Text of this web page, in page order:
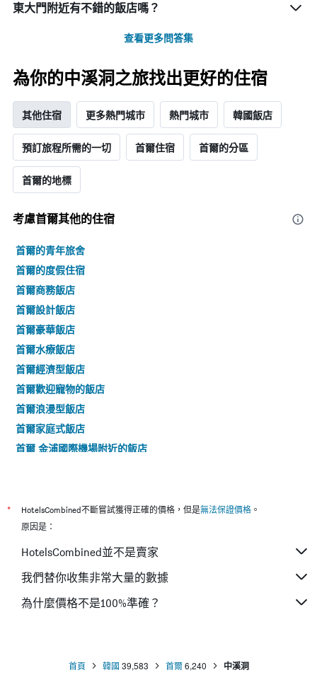
東大門附近有不錯的飯店嗎？
查看更多問答集
為你的中溪洞之旅找出更好的住宿
其他住宿 更多熱門城市 熱門城市 韓國飯店
預訂旅程所需的一切 首爾住宿 首爾的分區
首爾的地標
考慮首爾​其他的住宿
首爾的青年旅舍
首爾的度假住宿
首爾商務飯店
首爾設計飯店
首爾豪華飯店
首爾水療飯店
首爾經濟型飯店
首爾歡迎寵物的飯店
首爾浪漫型飯店
首爾家庭式飯店
首爾 金浦國際機場附近的飯店
*
HotelsCombined不斷嘗試獲得正確的價格，但是無法保證價格 。
原因是：
HotelsCombined並不是賣家
我們替你收集非常大量的數據
為什麼價格不是100%準確？
首頁 韓國 39,583 首爾 6,240 中溪洞